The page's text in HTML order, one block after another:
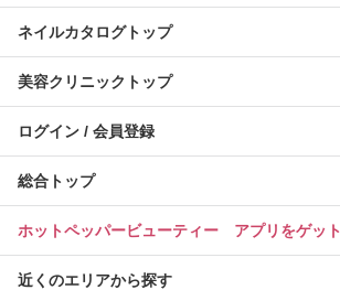
ネイルカタログトップ
美容クリニックトップ
ログイン / 会員登録
総合トップ
ホットペッパービューティー アプリをゲット
近くのエリアから探す